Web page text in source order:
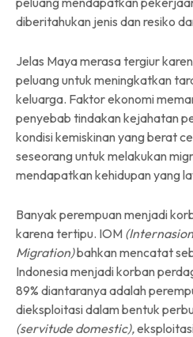
diberitahukan jenis dan resiko
Jelas Maya merasa tergiur
peluang untuk meningkatkan
keluarga. Faktor ekonomi
penyebab tindakan kejahatan
kondisi kemiskinan yang berat
seseorang untuk melakukan
mendapatkan kehidupan yang
Banyak perempuan menjadi
karena tertipu. IOM
Migration)bahkan mencatat
Indonesia menjadi korban
89% diantaranya adalah
dieksploitasi dalam bentuk
(servitude domestic),